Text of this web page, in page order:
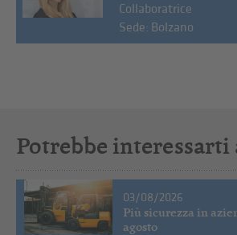
Collaboratrice
Sede: Bolzano
Potrebbe interessarti
03/08/2026
Più sicurezza in
agosto